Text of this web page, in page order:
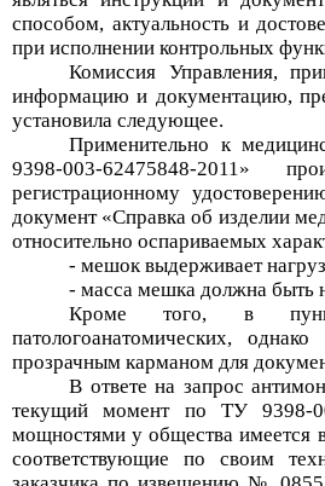
способом, актуальность и
при исполнении контрольных
Комиссия Управления,
информацию и документацию,
установила следующее.
Применительно к
9398-003-62475848-2011»
регистрационному
документ «Справка об изделии
относительно оспариваемых
- мешок выдерживает
- масса мешка должна быть
Кроме того, в
патологоанатомических, однако
прозрачным карманом для
В ответе на запрос
текущий момент по ТУ 9398-
мощностямиу общества имеется
соответствующие по своим